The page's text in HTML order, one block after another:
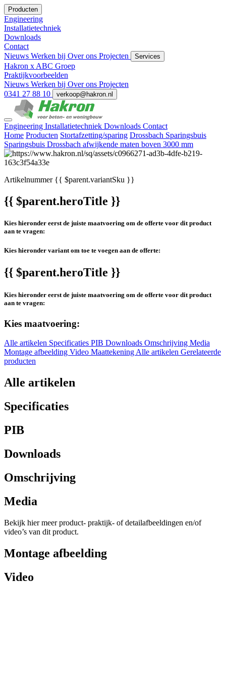
Producten
Engineering
Installatietechniek
Downloads
Contact
Nieuws Werken bij Over ons Projecten Services
Hakron x ABC Groep
Praktijkvoorbeelden
Nieuws Werken bij Over ons Projecten
0341 27 88 10
verkoop@hakron.nl
Engineering Installatietechniek Downloads Contact
Home Producten Stortafzetting/sparing Drossbach Sparingsbuis
Sparingsbuis Drossbach afwijkende maten boven 3000 mm
Artikelnummer{{ $parent.variantSku }}
{{ $parent.heroTitle }}
Kies hieronder eerst de juiste maatvoering om de offerte voor dit product
aan te vragen:
Kies hieronder variant om toe te voegen aan de offerte:
{{ $parent.heroTitle }}
Kies hieronder eerst de juiste maatvoering om de offerte voor dit product
aan te vragen:
Kies maatvoering:
Alle artikelen Specificaties PIB Downloads Omschrijving Media
Montage afbeelding Video MaattekeningAlle artikelen Gerelateerde
producten
Alle artikelen
Specificaties
PIB
Downloads
Omschrijving
Media
Bekijk hier meer product- praktijk- of detailafbeeldingen en/of
video’s van dit product.
Montage afbeelding
Video